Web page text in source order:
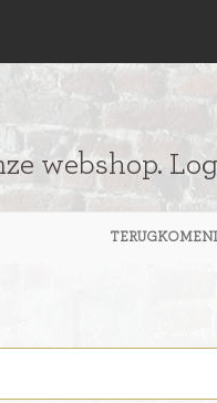
webshop.